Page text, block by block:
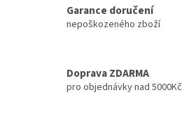
Garance doručení
nepoškozeného zboží
Doprava ZDARMA
pro objednávky nad 5000Kč